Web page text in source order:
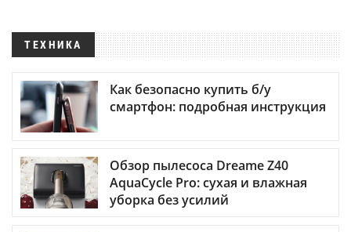
ТЕХНИКА
Как безопасно купить б/у
смартфон: подробная инструкция
Обзор пылесоса Dreame Z40
AquaCycle Pro: сухая и влажная
уборка без усилий